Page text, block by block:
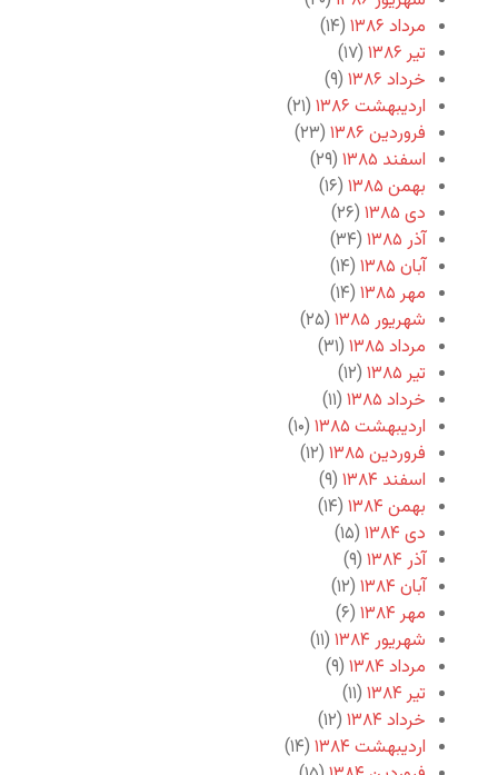
مرداد ۱۳۸۶
(۱۴)
تیر ۱۳۸۶
(۱۷)
خرداد ۱۳۸۶
(۹)
اردیبهشت ۱۳۸۶
(۲۱)
فروردین ۱۳۸۶
(۲۳)
اسفند ۱۳۸۵
(۲۹)
بهمن ۱۳۸۵
(۱۶)
دی ۱۳۸۵
(۲۶)
آذر ۱۳۸۵
(۳۴)
آبان ۱۳۸۵
(۱۴)
مهر ۱۳۸۵
(۱۴)
شهریور ۱۳۸۵
(۲۵)
مرداد ۱۳۸۵
(۳۱)
تیر ۱۳۸۵
(۱۲)
خرداد ۱۳۸۵
(۱۱)
اردیبهشت ۱۳۸۵
(۱۰)
فروردین ۱۳۸۵
(۱۲)
اسفند ۱۳۸۴
(۹)
بهمن ۱۳۸۴
(۱۴)
دی ۱۳۸۴
(۱۵)
آذر ۱۳۸۴
(۹)
آبان ۱۳۸۴
(۱۲)
مهر ۱۳۸۴
(۶)
شهریور ۱۳۸۴
(۱۱)
مرداد ۱۳۸۴
(۹)
تیر ۱۳۸۴
(۱۱)
خرداد ۱۳۸۴
(۱۲)
اردیبهشت ۱۳۸۴
(۱۴)